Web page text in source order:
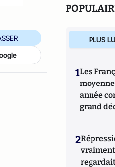
PLUS
1Les
année
grand
2
vraiment